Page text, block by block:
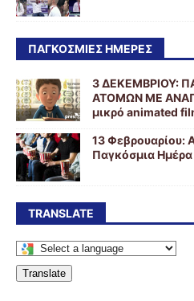
ΠΑΓΚΟΣΜΙΕΣ ΗΜΕΡΕΣ
3 ΔΕΚΕΜΒΡΙΟΥ:
ΑΤΟΜΩΝ ΜΕ
μικρό animated
13 Φεβρουαρίου:
Παγκόσμια
TRANSLATE
Translate